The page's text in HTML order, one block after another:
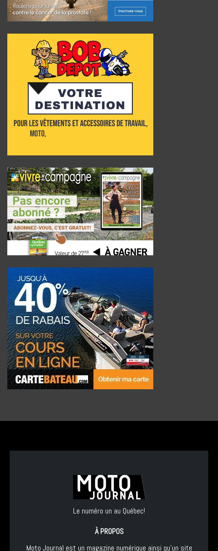
Le numéro un au Québec!
À PROPOS
Moto Journal est un magazine numérique ainsi qu'un site